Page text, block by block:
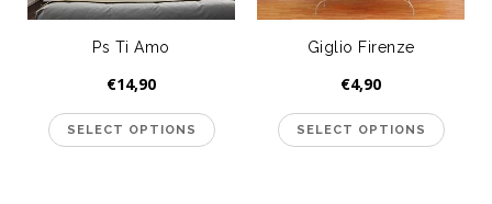
Ps Ti Amo
€14,90
Giglio Firenze
€4,90